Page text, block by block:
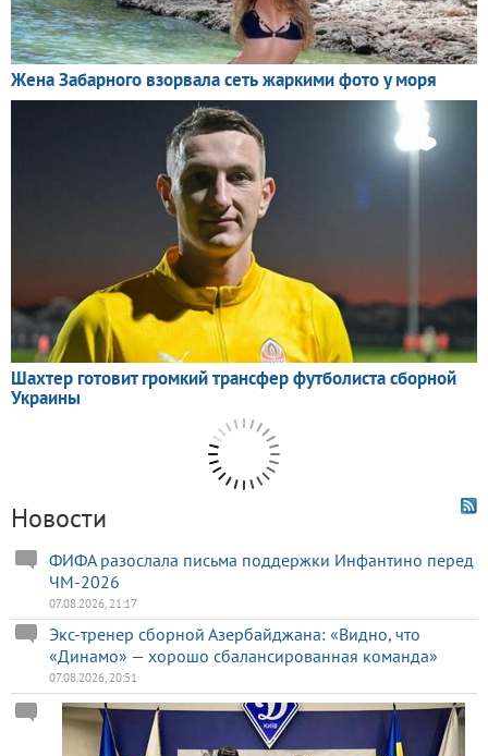
Новости
ФИФА разослала письма поддержки Инфантино перед
ЧМ-2026
07.08.2026, 21:17
Экс-тренер сборной Азербайджана: «Видно, что
«Динамо» — хорошо сбалансированная команда»
07.08.2026, 20:51